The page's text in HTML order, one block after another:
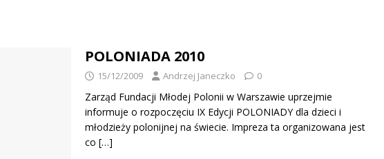
POLONIADA 2010
15/12/2009 Andrzej Janeczko 0
Zarząd Fundacji Młodej Polonii w Warszawie uprzejmie
informuje o rozpoczęciu IX Edycji POLONIADY dla dzieci i
młodzieży polonijnej na świecie. Impreza ta organizowana jest
co […]